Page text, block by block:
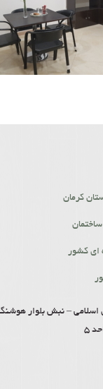
کرمان
ای کشور
اسلامی – نبش بلوار